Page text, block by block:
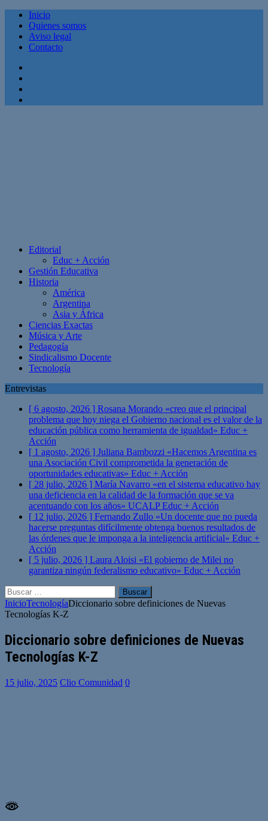
Inicio
Quienes somos
Aviso legal
Contacto
Editorial
Educ + Acción
Gestión Educativa
Historia
América
Argentina
Asia y África
Ciencias Exactas
Música y Arte
Pedagogía
Sindicalismo Docente
Tecnología
Entrevistas
[ 6 agosto, 2026 ] Rosana Morando «creo que el principal
problema que hoy niega el Gobierno nacional es el valor de la
educación pública como herramienta de igualdad» Educ +
Acción
[ 1 agosto, 2026 ] Juliana Bambozzi «Hacemos Argentina es
una Asociación Civil comprometida la generación de
oportunidades educativas» Educ + Acción
[ 28 julio, 2026 ] María Navarro «en el sistema educativo hay
una deficiencia en la calidad de la formación que se va
acentuando con los años» UCALPEduc + Acción
[ 12 julio, 2026 ] Fernando Zullo «Un docente que no pueda
hacerse preguntas difícilmente obtenga buenos resultados de
las órdenes que le imponga a la inteligencia artificial» Educ +
Acción
[ 5 julio, 2026 ] Laura Aloisi «El gobierno de Milei no
garantiza ningún federalismo educativo» Educ + Acción
Buscar:
InicioTecnologíaDiccionario sobre definiciones de Nuevas
Tecnologías K-Z
Diccionario sobre definiciones de Nuevas
Tecnologías K-Z
15 julio, 2025 Clio Comunidad 0